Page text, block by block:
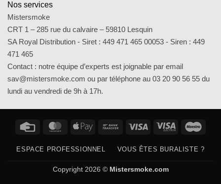
Nos services
Mistersmoke
CRT 1 – 285 rue du calvaire – 59810 Lesquin
SA Royal Distribution - Siret : 449 471 465 00053 - Siren : 449
471 465
Contact : notre équipe d’experts est joignable par email
sav@mistersmoke.com ou par téléphone au 03 20 90 56 55 du
lundi au vendredi de 9h à 17h.
Credit
MasterCardApple
Bank
Visa
Visa
ESPACE PROFESSIONNEL VOUS ÊTES BURALISTE ?
Copyright 2026 © Mistersmoke.com